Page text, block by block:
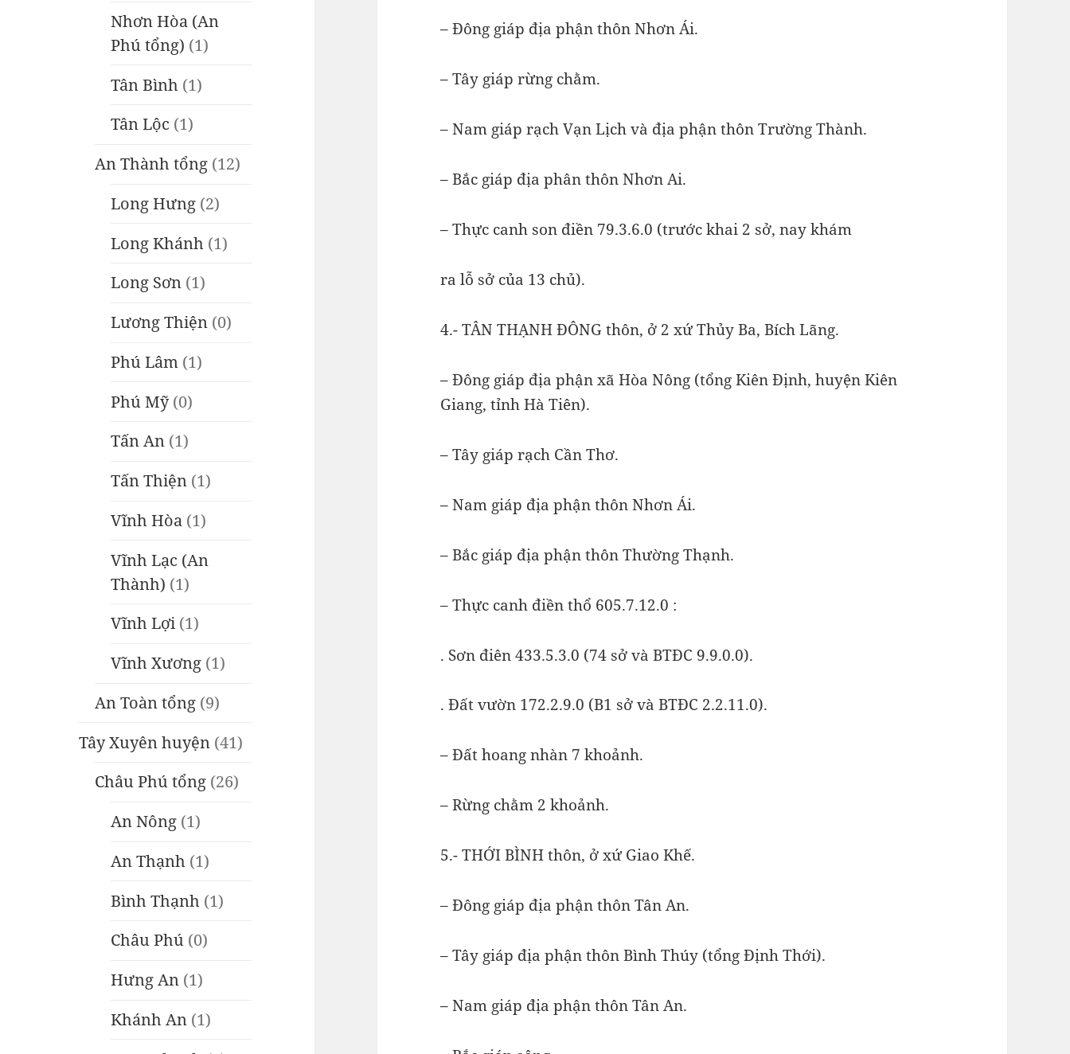
Nhơn Hòa (An
Phú tổng) (1)
Tân Bình (1)
Tân Lộc (1)
An Thành tổng (12)
Long Hưng (2)
Long Khánh (1)
Long Sơn (1)
Lương Thiện (0)
Phú Lâm (1)
Phú Mỹ(0)
Tấn An (1)
Tấn Thiện (1)
Vĩnh Hòa (1)
Vĩnh Lạc (An
Thành) (1)
Vĩnh Lợi(1)
Vĩnh Xương (1)
An Toàn tổng (9)
Tây Xuyên huyện (41)
Châu Phú tổng (26)
An Nông (1)
An Thạnh (1)
Bình Thạnh (1)
Châu Phú (0)
Hưng An (1)
Khánh An (1)
– Đông giáp địa phận thôn Nhơn Ái.
– Tây giáp rừng chằm.
– Nam giáp rạch Vạn Lịch và địa phận thôn Trường Thành.
– Bắc giáp địa phân thôn Nhơn Ai.
– Thực canh son điền 79.3.6.0 (trước khai 2 sở, nay khám
ra lỗ sở của 13 chủ).
4.- TÂN THẠNH ĐÔNG thôn, ở 2 xứ Thủy Ba, Bích Lãng.
– Đông giáp địa phận xã Hòa Nông (tổng Kiên Định, huyện Kiên
Giang, tỉnh Hà Tiên).
– Tây giáp rạch Cần Thơ.
– Nam giáp địa phận thôn Nhơn Ái.
– Bắc giáp địa phận thôn Thường Thạnh.
– Thực canh điền thổ 605.7.12.0 :
. Sơn điên 433.5.3.0 (74 sở và BTĐC 9.9.0.0).
. Đất vườn 172.2.9.0 (B1 sở và BTĐC 2.2.11.0).
– Đất hoang nhàn 7 khoảnh.
– Rừng chằm 2 khoảnh.
5.- THỚI BÌNH thôn, ở xứ Giao Khế.
– Đông giáp địa phận thôn Tân An.
– Tây giáp địa phận thôn Bình Thúy (tổng Định Thới).
– Nam giáp địa phận thôn Tân An.